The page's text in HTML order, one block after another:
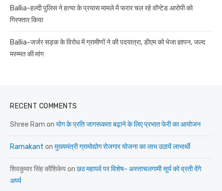
Ballia-हल्दी पुलिस ने हत्या के प्रयास मामले में फरार चल रहे वॉन्टेड आरोपी को
गिरफ्तार किया
Ballia-जर्जर सड़क के विरोध में ग्रामीणों ने की पदयात्रा, डीएम को भेजा ज्ञापन, जल्द
मरम्मत की मांग
RECENT COMMENTS
Shree Ram on योग के प्रति जागरूकता बढ़ाने के लिए प्रभात फेरी का आयोजन
Ramakant on मुख्यमंत्री ग्रामोद्योग रोजगार योजना का लाभ उठायें लाभार्थी
शिवकुमार सिंह कौशिकेयon छठ महापर्व पर विशेष- अस्ताचलगामी सूर्य को व्रती देंगे
अर्घ्य